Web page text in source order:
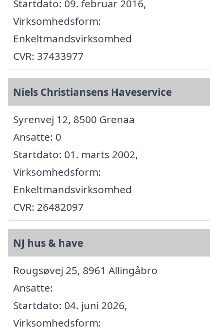
Startdato: 09. februar 2016,
Virksomhedsform:
Enkeltmandsvirksomhed
CVR: 37433977
Niels Christiansens Haveservice
Syrenvej 12, 8500 Grenaa
Ansatte: 0
Startdato: 01. marts 2002,
Virksomhedsform:
Enkeltmandsvirksomhed
CVR: 26482097
NJ hus & have
Rougsøvej 25, 8961 Allingåbro
Ansatte:
Startdato: 04. juni 2026,
Virksomhedsform: